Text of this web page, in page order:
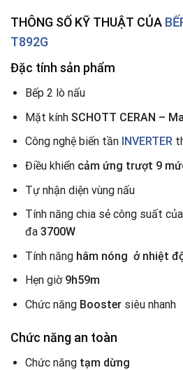
THÔNG SỐ KỸ THUẬT CỦA
T892G
Đặc tính sản phẩm
Bếp 2 lò nấu
Mặt kính SCHOTT CERAN –
Công nghệ biến tần INVERTER
Điều khiểncảm ứng trượt 9
Tự nhận diện vùng nấu
Tính năng chia sẻ công suất
đa 3700W
Tính năng hâm nóng ở nhiệt
Hẹn giờ 9h59m
Chức năng Boostersiêu nhanh
Chức năng an toàn
Chức năngtạm dừng